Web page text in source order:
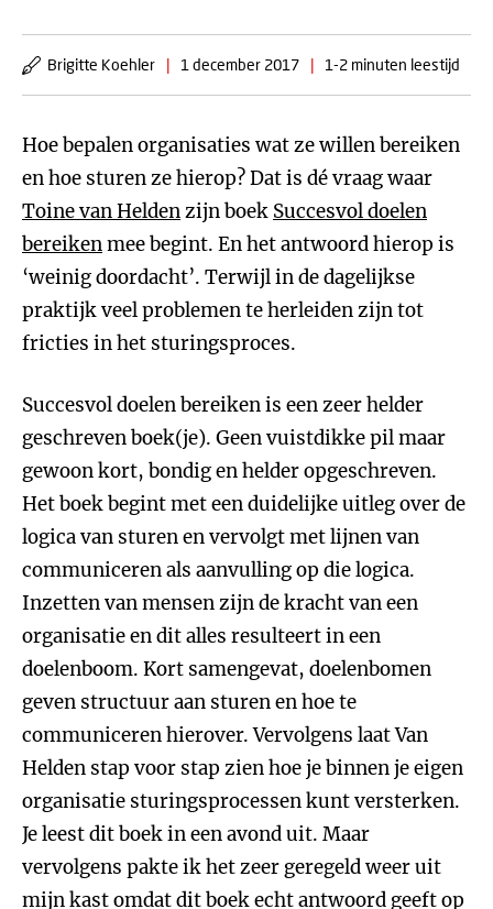
Brigitte Koehler | 1 december 2017 | 1-2 minuten leestijd
Hoe bepalen organisaties wat ze willen bereiken
en hoe sturen ze hierop? Dat is dé vraag waar
Toine van Heldenzijn boek Succesvol doelen
bereikenmee begint. En het antwoord hierop is
‘weinig doordacht’. Terwijl in de dagelijkse
praktijk veel problemen te herleiden zijn tot
fricties in het sturingsproces.
Succesvol doelen bereiken is een zeer helder
geschreven boek(je). Geen vuistdikke pil maar
gewoon kort, bondig en helder opgeschreven.
Het boek begint met een duidelijke uitleg over de
logica van sturen en vervolgt met lijnen van
communiceren als aanvulling op die logica.
Inzetten van mensen zijn de kracht van een
organisatie en dit alles resulteert in een
doelenboom. Kort samengevat, doelenbomen
geven structuur aan sturen en hoe te
communiceren hierover. Vervolgens laat Van
Helden stap voor stap zien hoe je binnen je eigen
organisatie sturingsprocessen kunt versterken.
Je leest dit boek in een avond uit. Maar
vervolgens pakte ik het zeer geregeld weer uit
mijn kast omdat dit boek echt antwoord geeft op